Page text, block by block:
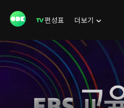
편성표 더보기